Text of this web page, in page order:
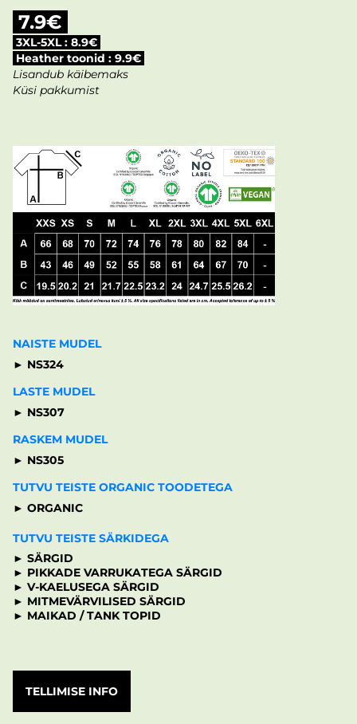
7.9€
3XL-5XL : 8.9€
Heather toonid : 9.9€
Lisandub käibemaks
Küsi pakkumist
NAISTE MUDEL
► NS324
LASTE MUDEL
► NS307
RASKEM MUDEL
► NS305
TUTVU TEISTE ORGANIC TOODETEGA
► ORGANIC
TUTVU TEISTE SÄRKIDEGA
► SÄRGID
► PIKKADE VARRUKATEGA SÄRGID
► V-KAELUSEGA SÄRGID
► MITMEVÄRVILISED SÄRGID
► MAIKAD / TANK TOPID
TELLIMISE INFO